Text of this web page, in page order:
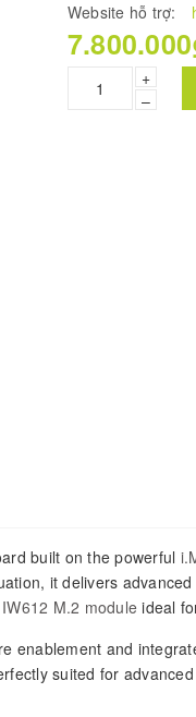
Website hỗ trợ:
+
–
built on the powerful
it delivers
M.2 module ideal
enablement and
suited for